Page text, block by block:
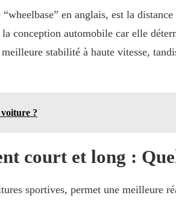
en anglais, est la
conception automobile car elle
stabilité à haute vitesse,
?
court et long :
sportives, permet une meilleure